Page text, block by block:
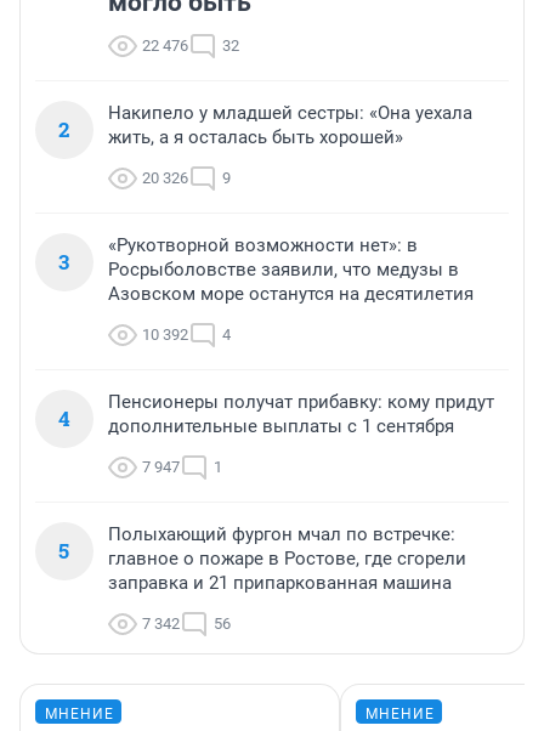
22 476 32
2
Накипело у младшей сестры: «Она уехала
жить, а я осталась быть хорошей»
20 326 9
3
«Рукотворной возможности нет»: в
Росрыболовстве заявили, что медузы в
Азовском море останутся на десятилетия
10 392 4
4
Пенсионеры получат прибавку: кому придут
дополнительные выплаты с 1 сентября
7 947 1
5
Полыхающий фургон мчал по встречке:
главное о пожаре в Ростове, где сгорели
заправка и 21 припаркованная машина
7 342 56
МНЕНИЕ МНЕНИЕ